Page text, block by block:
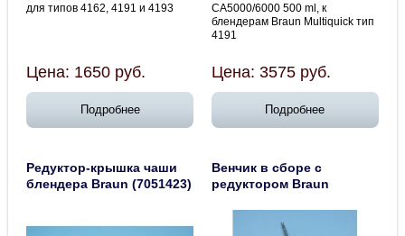
для типов 4162, 4191 и 4193
Цена: 1650 руб.
Подробнее
CA5000/6000 500 ml, к
блендерам Braun Multiquick тип
4191
Цена: 3575 руб.
Подробнее
Редуктор-крышка чаши
блендера Braun (7051423)
Венчик в сборе с
редуктором Braun